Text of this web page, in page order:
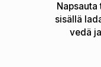
sisällä
vedä